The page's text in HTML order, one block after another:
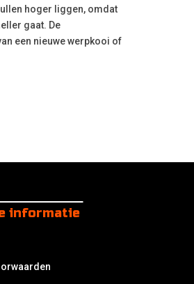
hoger liggen, omdat
gaat. De
een nieuwe werpkooi of
informatie